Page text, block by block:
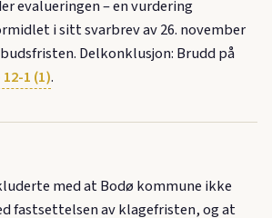
evalueringen – en vurdering
i sitt svarbrev av 26. november
Delkonklusjon: Brudd på
12-1 (1).
med at Bodø kommune ikke
fastsettelsen av klagefristen, og at